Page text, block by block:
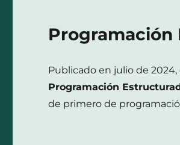
Programación
Publicado en julio de
Programación
de primero de